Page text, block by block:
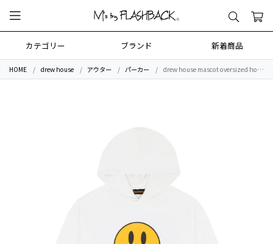
カテゴリー ブランド 新着商品
HOME drew house アウター パーカー drew house mascot oversized hoodie -white